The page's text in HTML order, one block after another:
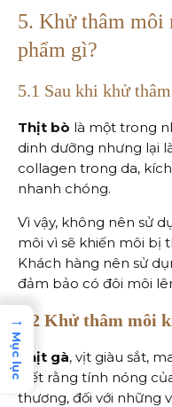
5. Khử thâm môi
phẩm gì?
5.1 Sau khi khử
Thịt bò là một trong
dinh dưỡng nhưng lại
collagen trong da,
nhanh chóng.
Vì vậy, không nên sử
môi vì sẽ khiến môi bị
Khách hàng nên sử
đảm bảo có đôi môi
5.2 Khử thâm môi
Thịt gà, vịt giàu sắt,
biết rằng tính nóng
thương, đối với những
→
Mục lục